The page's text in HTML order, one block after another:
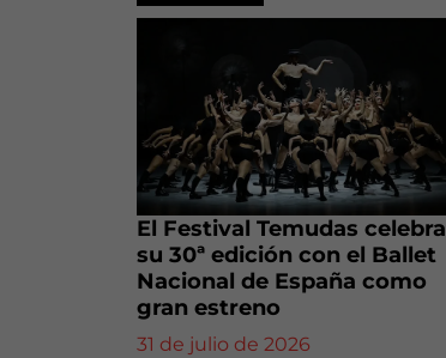
El Festival Temudas celebra
su 30ª edición con el Ballet
Nacional de España como
gran estreno
31 de julio de 2026